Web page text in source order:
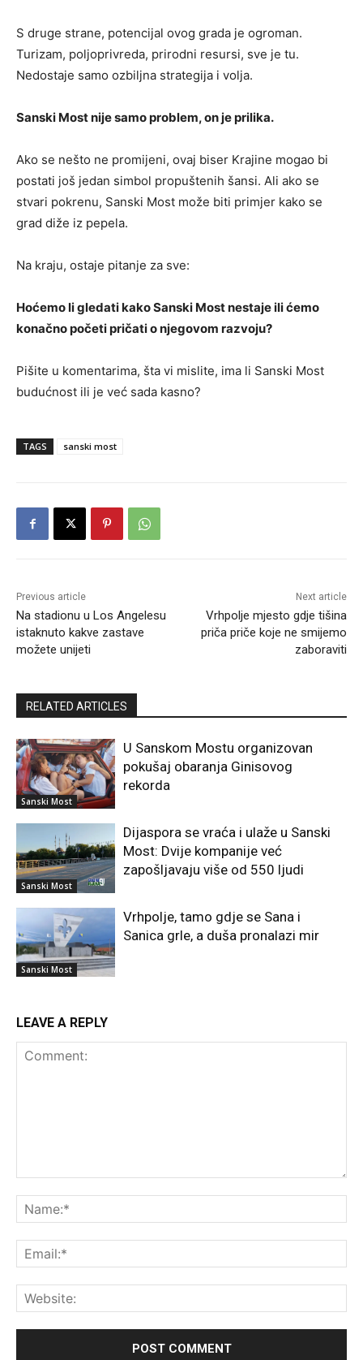
S druge strane, potencijal ovog grada je ogroman.
Turizam, poljoprivreda, prirodni resursi, sve je tu.
Nedostaje samo ozbiljna strategija i volja.
Sanski Most nije samo problem, on je prilika.
Ako se nešto ne promijeni, ovaj biser Krajine mogao bi
postati još jedan simbol propuštenih šansi. Ali ako se
stvari pokrenu, Sanski Most može biti primjer kako se
grad diže iz pepela.
Na kraju, ostaje pitanje za sve:
Hoćemo li gledati kako Sanski Most nestaje ili ćemo
konačno početi pričati o njegovom razvoju?
Pišite u komentarima, šta vi mislite, ima li Sanski Most
budućnost ili je već sada kasno?
TAGS sanski most
Previous article
Na stadionu u Los Angelesu
istaknuto kakve zastave
možete unijeti
Next article
Vrhpolje mjesto gdje tišina
priča priče koje ne smijemo
zaboraviti
RELATED ARTICLES
Sanski Most
U Sanskom Mostu organizovan
pokušaj obaranja Ginisovog
rekorda
Sanski Most
Dijaspora se vraća i ulaže u Sanski
Most: Dvije kompanije već
zapošljavaju više od 550 ljudi
Sanski Most
Vrhpolje, tamo gdje se Sana i
Sanica grle, a duša pronalazi mir
LEAVE A REPLY